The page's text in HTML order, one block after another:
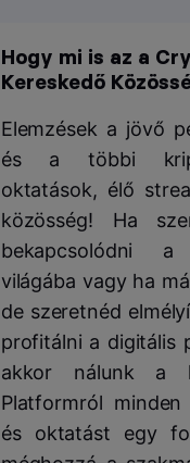
Hogy mi is az a
Kereskedő
Elemzések a jövő
és a többi
oktatások, élő
közösség! Ha
bekapcsolódni
világába vagy ha
de szeretnéd
profitálni a digitális
akkor nálunk a
Platformról
és oktatást egy